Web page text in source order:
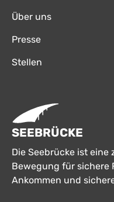
Über uns
Presse
Stellen
SEEBRÜCKE
Die Seebrücke ist
Bewegung für sichere
Ankommen und